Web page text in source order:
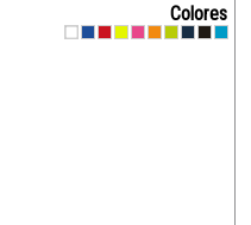
Colores